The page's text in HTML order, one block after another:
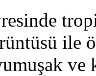
ile
ve